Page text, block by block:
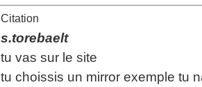
Citation
s.torebaelt
tu vas sur le site
tu choissis un mirror exemple tu